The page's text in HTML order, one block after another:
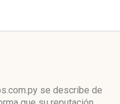
se describe de